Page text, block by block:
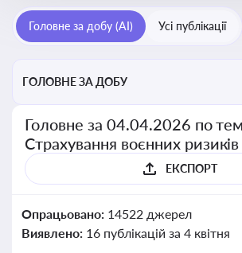
Головне за добу (AI) Усі публікації
ГОЛОВНЕ ЗА ДОБУ
Головне за 04.04.2026 по
Страхування воєнних ризиків
ЕКСПОРТ
Опрацьовано: 14522 джерел
Виявлено: 16 публікацій за 4 квітня